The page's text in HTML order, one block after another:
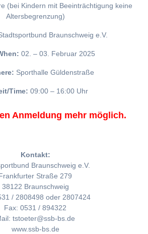
(bei Kindern mit Beeinträchtigung keine
Altersbegrenzung)
Braunschweig e.V.
02. – 03. Februar 2025
Sporthalle Güldenstraße
Time: 09:00 – 16:00 Uhr
Anmeldung mehr möglich.
Kontakt:
Braunschweig e.V.
Straße 279
38122 Braunschweig
/ 2808498 oder 2807424
Fax: 0531 / 894322
tstoeter@ssb-bs.de
www.ssb-bs.de